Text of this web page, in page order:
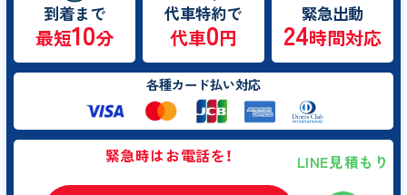
到着まで
最短10分
代車特約で
代車0円
緊急出動
24時間対応
各種カード払い対応
緊急時はお電話を！ LINE見積もり